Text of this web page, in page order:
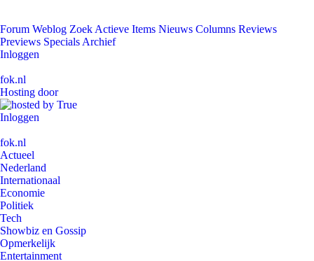
Forum Weblog Zoek Actieve Items Nieuws Columns Reviews
Previews Specials Archief
Inloggen
fok.nl
Hosting door
Inloggen
fok.nl
Actueel
Nederland
Internationaal
Economie
Politiek
Tech
Showbiz en Gossip
Opmerkelijk
Entertainment